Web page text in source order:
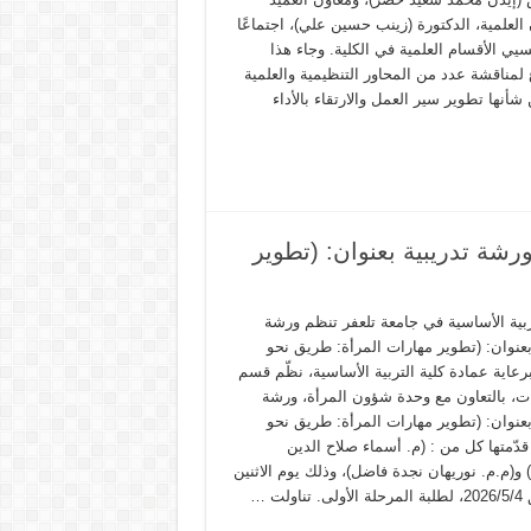
الدكتورة (زينب حسين علي)، اجتماعًا
الأقسام العلمية في الكلية. وجاء هذا
لمناقشة عدد من المحاور التنظيمية والعلمية
تطوير سير العمل والارتقاء بالأداء
تدريبية بعنوان: (تطوير
الأساسية في جامعة تلعفر تنظم ورشة
بعنوان: (تطوير مهارات المرأة: طريق نحو
عمادة كلية التربية الأساسية، نظّم قسم
بالتعاون مع وحدة شؤون المرأة، ورشة
بعنوان: (تطوير مهارات المرأة: طريق نحو
قدّمتها كل من : (م. أسماء صلاح الدين
و(م.م. نوريهان نجدة فاضل)، وذلك يوم الاثنين
…